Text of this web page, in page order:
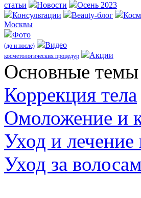
статьи
Новости
Осень 2023
Консультации
Beauty-блог
Москвы
Фото
(до и после) Видео
косметологических процедур Акции
Оcновные темы
Коррекция тела
Омоложение и
Уход и лечение
Уход за